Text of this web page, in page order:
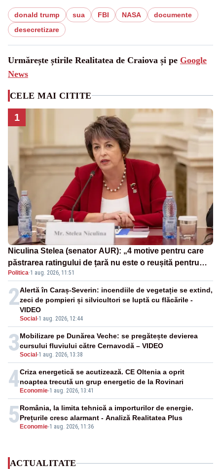
donald trump sua FBI NASA
documente
desecretizare
Urmărește știrile Realitatea de Craiova și pe Google
News
CELE MAI CITITE
1
Niculina Stelea (senator AUR): „4 motive pentru care
păstrarea ratingului de țară nu este o reușită pentru
Guvernul Bolojan”
Politica·1 aug. 2026, 11:51
2
Social -1 aug. 2026, 12:44
Alertă în Caraș-Severin: incendiile de vegetație se extind,
zeci de pompieri și silvicultori se luptă cu flăcările -
VIDEO
3Social -1 aug. 2026, 13:38
Mobilizare pe Dunărea Veche: se pregătește devierea
cursului fluviului către Cernavodă – VIDEO
4 Economie-1 aug. 2026, 13:41
Criza energetică se acutizează. CE Oltenia a oprit
noaptea trecută un grup energetic de la Rovinari
5 Economie-1 aug. 2026, 11:36
România, la limita tehnică a importurilor de energie.
Prețurile cresc alarmant - Analiză Realitatea Plus
ACTUALITATE